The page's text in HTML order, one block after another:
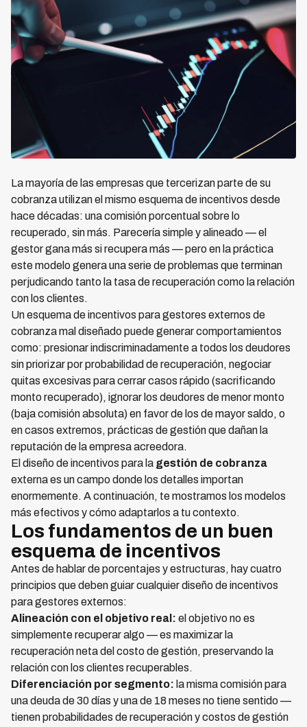
La mayoría de las empresas que tercerizan parte de su
cobranza utilizan el mismo esquema de incentivos desde
hace décadas: una comisión porcentual sobre lo
recuperado, sin más. Parecería simple y alineado — el
gestor gana más si recupera más — pero en la práctica
este modelo genera una serie de problemas que terminan
perjudicando tanto la tasa de recuperación como la relación
con los clientes.
Un esquema de incentivos para gestores externos de
cobranza mal diseñado puede generar comportamientos
como: presionar indiscriminadamente a todos los deudores
sin priorizar por probabilidad de recuperación, negociar
quitas excesivas para cerrar casos rápido (sacrificando
monto recuperado), ignorar los deudores de menor monto
(baja comisión absoluta) en favor de los de mayor saldo, o
en casos extremos, prácticas de gestión que dañan la
reputación de la empresa acreedora.
El diseño de incentivos para la gestión de cobranza
externa es un campo donde los detalles importan
enormemente. A continuación, te mostramos los modelos
más efectivos y cómo adaptarlos a tu contexto.
Los fundamentos de un buen
esquema de incentivos
Antes de hablar de porcentajes y estructuras, hay cuatro
principios que deben guiar cualquier diseño de incentivos
para gestores externos:
Alineación con el objetivo real: el objetivo no es
simplemente recuperar algo — es maximizar la
recuperación neta del costo de gestión, preservando la
relación con los clientes recuperables.
Diferenciación por segmento: la misma comisión para
una deuda de 30 días y una de 18 meses no tiene sentido —
tienen probabilidades de recuperación y costos de gestión